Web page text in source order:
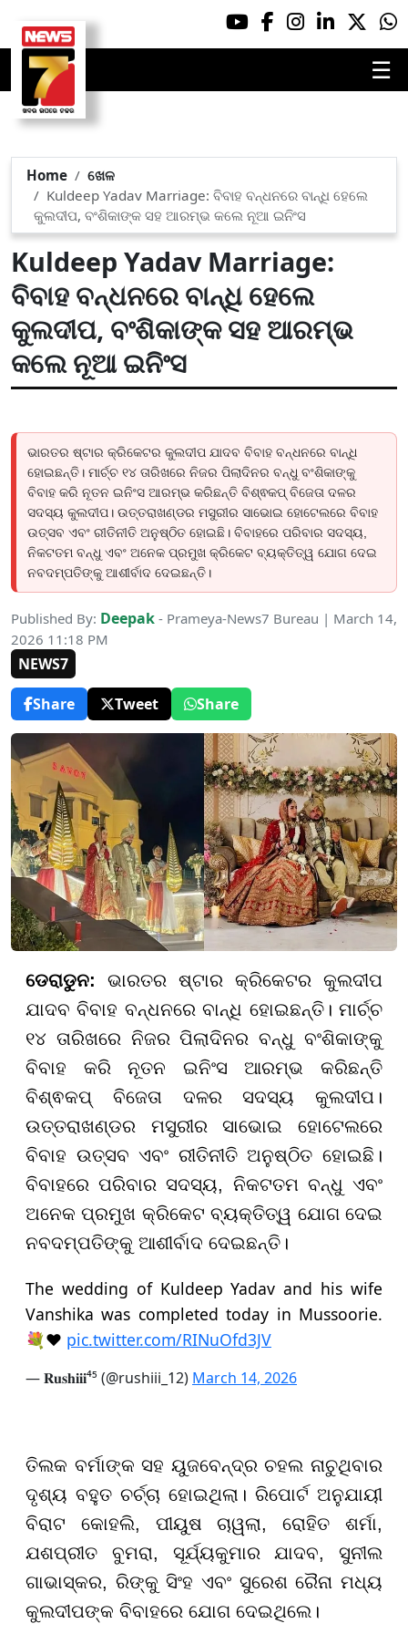
☰
Home
ଖେଳ
Kuldeep Yadav Marriage: ବିବାହ ବନ୍ଧନରେ ବାନ୍ଧି ହେଲେ
କୁଲଦୀପ, ବଂଶିକାଙ୍କ ସହ ଆରମ୍ଭ କଲେ ନୂଆ ଇନିଂସ
Kuldeep Yadav Marriage:
ବିବାହ ବନ୍ଧନରେ ବାନ୍ଧି ହେଲେ
କୁଲଦୀପ, ବଂଶିକାଙ୍କ ସହ ଆରମ୍ଭ
କଲେ ନୂଆ ଇନିଂସ
ଭାରତର ଷ୍ଟାର କ୍ରିକେଟର କୁଲଦୀପ ଯାଦବ ବିବାହ ବନ୍ଧନରେ ବାନ୍ଧି
ହୋଇଛନ୍ତି। ମାର୍ଚ୍ଚ ୧୪ ତାରିଖରେ ନିଜର ପିଲାଦିନର ବନ୍ଧୁ ବଂଶିକାଙ୍କୁ
ବିବାହ କରି ନୂତନ ଇନିଂସ ଆରମ୍ଭ କରିଛନ୍ତି ବିଶ୍ଵକପ୍ ବିଜେତା ଦଳର
ସଦସ୍ୟ କୁଲଦୀପ। ଉତ୍ତରାଖଣ୍ଡର ମସୁରୀର ସାଭୋଇ ହୋଟେଲରେ ବିବାହ
ଉତ୍ସବ ଏବଂ ରୀତିନୀତି ଅନୁଷ୍ଠିତ ହୋଇଛି। ବିବାହରେ ପରିବାର ସଦସ୍ୟ,
ନିକଟତମ ବନ୍ଧୁ ଏବଂ ଅନେକ ପ୍ରମୁଖ କ୍ରିକେଟ ବ୍ୟକ୍ତିତ୍ୱ ଯୋଗ ଦେଇ
ନବଦମ୍ପତିଙ୍କୁ ଆଶୀର୍ବାଦ ଦେଇଛନ୍ତି।
Published By: Deepak - Prameya-News7 Bureau | March 14,
2026 11:18 PM
NEWS7
Share
Tweet Share
ଡେରାଡୁନ: ଭାରତର ଷ୍ଟାର କ୍ରିକେଟର କୁଲଦୀପ
ଯାଦବ ବିବାହ ବନ୍ଧନରେ ବାନ୍ଧି ହୋଇଛନ୍ତି। ମାର୍ଚ୍ଚ
୧୪ ତାରିଖରେ ନିଜର ପିଲାଦିନର ବନ୍ଧୁ ବଂଶିକାଙ୍କୁ
ବିବାହ କରି ନୂତନ ଇନିଂସ ଆରମ୍ଭ କରିଛନ୍ତି
ବିଶ୍ଵକପ୍ ବିଜେତା ଦଳର ସଦସ୍ୟ କୁଲଦୀପ।
ଉତ୍ତରାଖଣ୍ଡର ମସୁରୀର ସାଭୋଇ ହୋଟେଲରେ
ବିବାହ ଉତ୍ସବ ଏବଂ ରୀତିନୀତି ଅନୁଷ୍ଠିତ ହୋଇଛି।
ବିବାହରେ ପରିବାର ସଦସ୍ୟ, ନିକଟତମ ବନ୍ଧୁ ଏବଂ
ଅନେକ ପ୍ରମୁଖ କ୍ରିକେଟ ବ୍ୟକ୍ତିତ୍ୱ ଯୋଗ ଦେଇ
ନବଦମ୍ପତିଙ୍କୁ ଆଶୀର୍ବାଦ ଦେଇଛନ୍ତି।
The wedding of Kuldeep Yadav and his wife
Vanshika was completed today in Mussoorie.
💐❤️ pic.twitter.com/RINuOfd3JV
— 𝐑𝐮𝐬𝐡𝐢𝐢𝐢⁴⁵ (@rushiii_12) March 14, 2026
ତିଲକ ବର୍ମାଙ୍କ ସହ ୟୁଜବେନ୍ଦ୍ର ଚହଲ ନାଚୁଥିବାର
ଦୃଶ୍ୟ ବହୁତ ଚର୍ଚ୍ଚା ହୋଇଥିଲା। ରିପୋର୍ଟ ଅନୁଯାୟୀ
ବିରାଟ କୋହଲି, ପୀୟୁଷ ଚାୱଲା, ରୋହିତ ଶର୍ମା,
ଯଶପ୍ରୀତ ବୁମରା, ସୂର୍ଯ୍ୟକୁମାର ଯାଦବ, ସୁନୀଲ
ଗାଭାସ୍କର, ରିଙ୍କୁ ସିଂହ ଏବଂ ସୁରେଶ ରୈନା ମଧ୍ୟ
କୁଲଦୀପଙ୍କ ବିବାହରେ ଯୋଗ ଦେଇଥିଲେ।